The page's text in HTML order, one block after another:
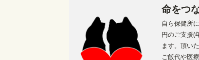
命をつ
自ら保健所
円のご支援(
ます。頂い
ご飯代や医